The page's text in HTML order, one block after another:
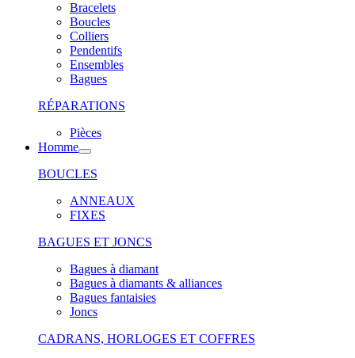
Bracelets
Boucles
Colliers
Pendentifs
Ensembles
Bagues
RÉPARATIONS
Pièces
Homme
BOUCLES
ANNEAUX
FIXES
BAGUES ET JONCS
Bagues à diamant
Bagues à diamants & alliances
Bagues fantaisies
Joncs
CADRANS, HORLOGES ET COFFRES